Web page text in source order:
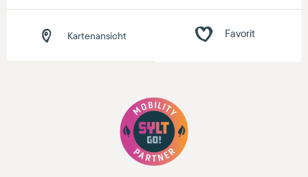
Kartenansicht